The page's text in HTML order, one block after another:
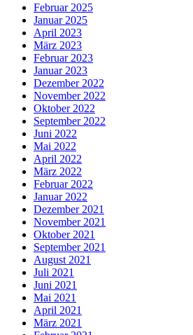
Februar 2025
Januar 2025
April 2023
März 2023
Februar 2023
Januar 2023
Dezember 2022
November 2022
Oktober 2022
September 2022
Juni 2022
Mai 2022
April 2022
März 2022
Februar 2022
Januar 2022
Dezember 2021
November 2021
Oktober 2021
September 2021
August 2021
Juli 2021
Juni 2021
Mai 2021
April 2021
März 2021